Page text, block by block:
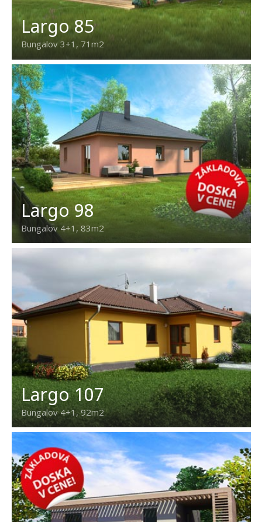
Largo 85
Bungalov 3+1, 71m2
Largo 98
Bungalov 4+1, 83m2
Largo 107
Bungalov 4+1, 92m2